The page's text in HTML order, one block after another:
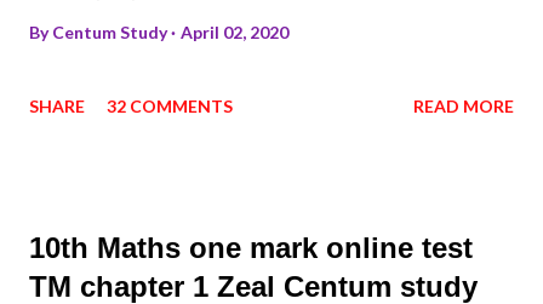
ByCentum Study April 02, 2020
SHARE 32 COMMENTS READ MORE
10th Maths one mark online test
TM chapter 1 Zeal Centum study